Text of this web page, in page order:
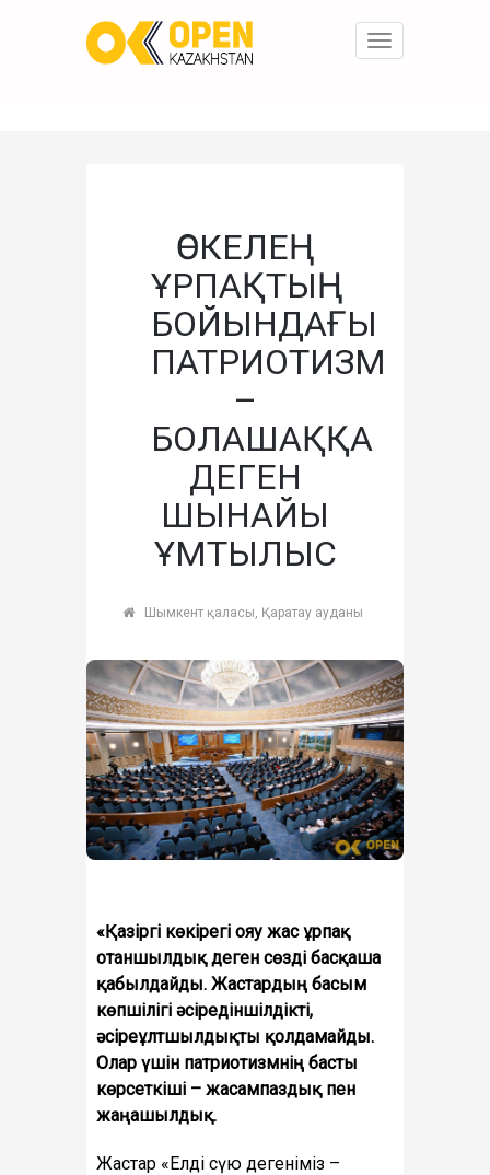
Toggle
ӨСКЕЛЕҢ
ҰРПАҚТЫҢ
БОЙЫНДАҒЫ
ПАТРИОТИЗМ
–
БОЛАШАҚҚА
ДЕГЕН
ШЫНАЙЫ
ҰМТЫЛЫС
Шымкент қаласы, Қаратау ауданы
«Қазіргі көкірегі ояу жас ұрпақ
отаншылдық деген сөзді басқаша
қабылдайды. Жастардың басым
көпшілігі әсіредіншілдікті,
әсіреұлтшылдықты қолдамайды.
Олар үшін патриотизмнің басты
көрсеткіші – жасампаздық пен
жаңашылдық.
Жастар «Елді сүю дегеніміз –